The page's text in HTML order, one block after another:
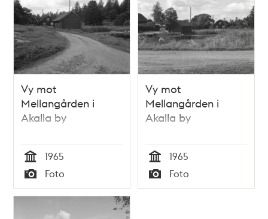
Vy mot
Mellangården i
Akalla by
Tid
1965
Typ
Foto
Vy mot
Mellangården i
Akalla by
Tid
1965
Typ
Foto